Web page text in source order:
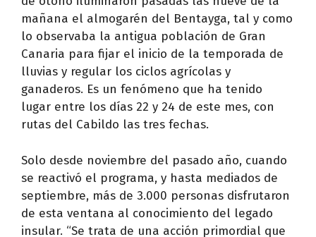
mañana el almogarén del Bentayga, tal y como
lo observaba la antigua población de Gran
Canaria para fijar el inicio de la temporada de
lluvias y regular los ciclos agrícolas y
ganaderos. Es un fenómeno que ha tenido
lugar entre los días 22 y 24 de este mes, con
rutas del Cabildo las tres fechas.
Solo desde noviembre del pasado año, cuando
se reactivó el programa, y hasta mediados de
septiembre, más de 3.000 personas disfrutaron
de esta ventana al conocimiento del legado
insular. “Se trata de una acción primordial que